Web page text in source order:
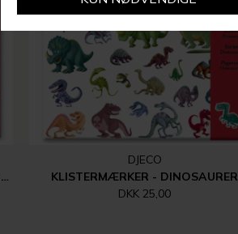
KLISTERMÆRKER - PRINSESSE MARGUERITE
DJECO
KLISTERMÆRKER - DINOSAURER
DKK 25,00